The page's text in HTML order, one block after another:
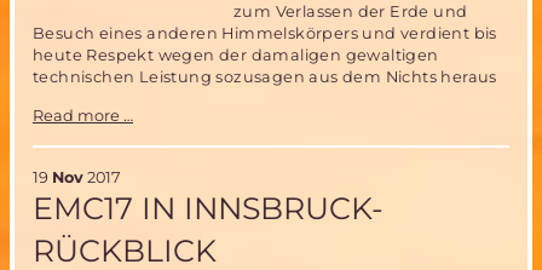
zum Verlassen der Erde und
Besuch eines anderen Himmelskörpers und verdient bis
heute Respekt wegen der damaligen gewaltigen
technischen Leistung sozusagen aus dem Nichts heraus
Read more …
der
ersten
Apollo
Mondlandung-
19 Nov 2017
EMC17 IN INNSBRUCK-
RÜCKBLICK